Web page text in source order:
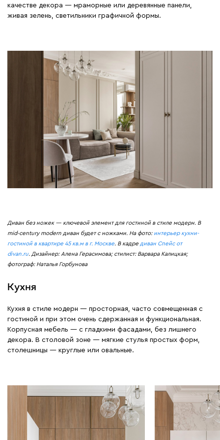
качестве декора — мраморные или деревянные панели,
живая зелень, светильники графичной формы.
Диван без ножек — ключевой элемент для гостиной в стиле модерн. В
mid-century modern диван будет с ножками. На фото: интерьер кухни-
гостиной в квартире 45 кв.м в г. Москве. В кадре диван Спейс от
divan.ru. Дизайнер: Алена Герасимова; стилист: Варвара Калицкая;
фотограф: Наталья Горбунова
Кухня
Кухня в стиле модерн — просторная, часто совмещенная с
гостиной и при этом очень сдержанная и функциональная.
Корпусная мебель — с гладкими фасадами, без лишнего
декора. В столовой зоне — мягкие стулья простых форм,
столешницы — круглые или овальные.